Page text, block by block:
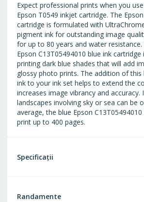
Expect professional prints when you
Epson T0549 inkjet cartridge. The
cartridge is formulated with
pigment ink for outstanding image
for up to 80 years and water resistance.
Epson C13T05494010 blue ink
printing dark blue shades that will add
glossy photo prints. The addition of this
ink to your ink set helps to extend the
increases image vibrancy and accuracy.
landscapes involving sky or sea can be
average, the blue Epson
print up to 400 pages.
Specificații
Randamente